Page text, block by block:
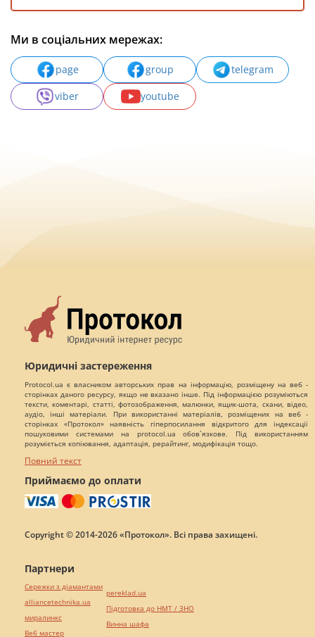
Ми в соціальних мережах:
page group
telegram
viber
youtube
Юридичні застереження
Protocol.ua є власником авторських прав на інформацію, розміщену на веб -
сторінках даного ресурсу, якщо не вказано інше. Під інформацією розуміються
тексти, коментарі, статті, фотозображення, малюнки, ящик-шота, скани, відео,
аудіо, інші матеріали. При використанні матеріалів, розміщених на веб -
сторінках «Протокол» наявність гіперпосилання відкритого для індексації
пошуковими системами на protocol.ua обов`язкове. Під використанням
розуміється копіювання, адаптація, рерайтинг, модифікація тощо.
Повний текст
Приймаємо до оплати
Copyright © 2014-2026 «Протокол». Всі права захищені.
Партнери
Сережки з діамантами
alliancetechnika.ua
миралинкс
Веб мастер
pereklad.ua
Підготовка до НМТ / ЗНО
Винна шафа